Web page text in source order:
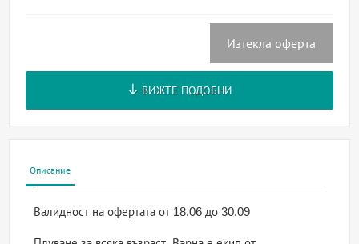
Изтекла оферта
ВИЖТЕ ПОДОБНИ
Описание
Валидност на офертатаот 18.06 до 30.09